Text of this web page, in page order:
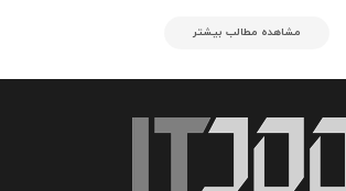
مشاهده مطالب بیشتر